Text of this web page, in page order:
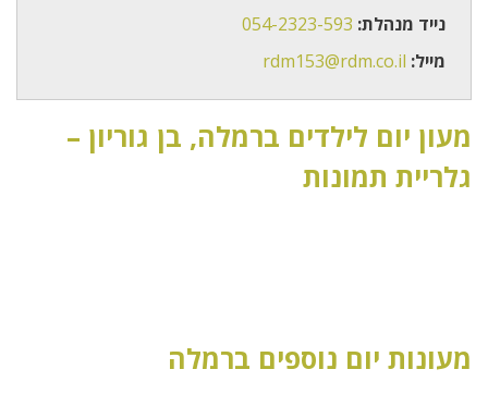
נייד מנהלת: 054-2323-593
מייל: rdm153@rdm.co.il
מעון יום לילדים ברמלה, בן גוריון –
גלריית תמונות
מעונות יום נוספים ברמלה